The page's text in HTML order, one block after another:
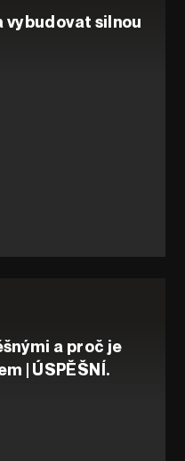
vybudovat silnou
a proč je
| ÚSPĚŠNÍ.